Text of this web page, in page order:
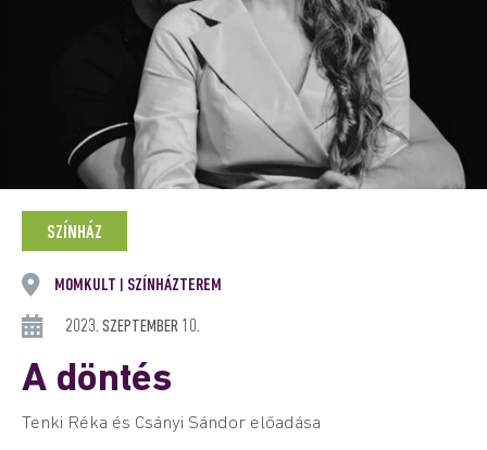
SZÍNHÁZ
MOMKULT SZÍNHÁZTEREM
2023. SZEPTEMBER 10.
A döntés
Tenki Réka és Csányi Sándor előadása